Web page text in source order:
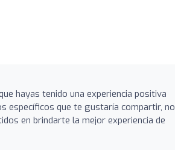
hayas tenido una experiencia positiva
específicos que te gustaría compartir, no
en brindarte la mejor experiencia de